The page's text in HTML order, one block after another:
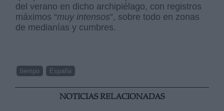
del verano en dicho archipiélago, con registros
máximos “muy intensos”, sobre todo en zonas
de medianías y cumbres.
tiempo España
NOTICIAS RELACIONADAS